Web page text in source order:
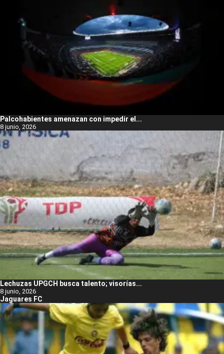
Palcohabientes amenazan con impedir el...
8 junio, 2026
Lechuzas UPGCH busca talento; visorías...
8 junio, 2026
Jaguares FC